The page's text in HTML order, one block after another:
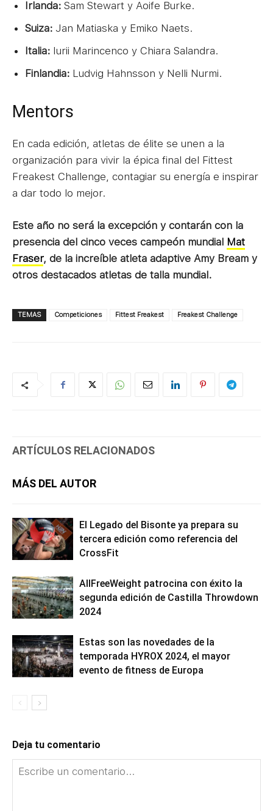
Irlanda: Sam Stewart y Aoife Burke.
Suiza: Jan Matiaska y Emiko Naets.
Italia: Iurii Marincenco y Chiara Salandra.
Finlandia: Ludvig Hahnsson y Nelli Nurmi.
Mentors
En cada edición, atletas de élite se unen a la
organización para vivir la épica final del Fittest
Freakest Challenge, contagiar su energía e inspirar
a dar todo lo mejor.
Este año no será la excepción y contarán con la
presencia del cinco veces campeón mundial Mat
Fraser, de la increíble atleta adaptive Amy Bream y
otros destacados atletas de talla mundial.
TEMAS Competiciones Fittest Freakest Freakest Challenge
ARTÍCULOS RELACIONADOS
MÁS DEL AUTOR
El Legado del Bisonte ya prepara su
tercera edición como referencia del
CrossFit
AllFreeWeight patrocina con éxito la
segunda edición de Castilla Throwdown
2024
Estas son las novedades de la
temporada HYROX 2024, el mayor
evento de fitness de Europa
Deja tu comentario